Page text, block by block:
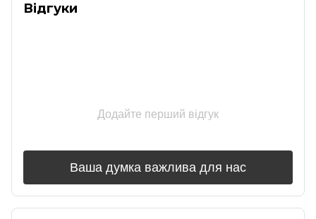
Відгуки
Додайте перший відгук
Ваша думка важлива для нас